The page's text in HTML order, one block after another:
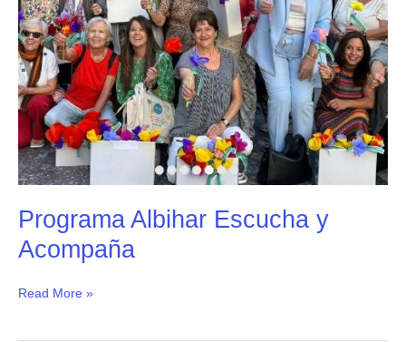
Programa Albihar Escucha y
Acompaña
Read More »